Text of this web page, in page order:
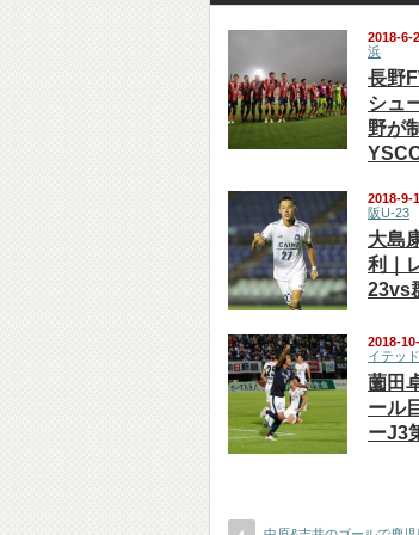
2018-6-
浜
長野
シュ
野が
2018-9-
阪U-23
大島
利｜
23vs
2018-
イテッ
薗田
ール
ーJ3